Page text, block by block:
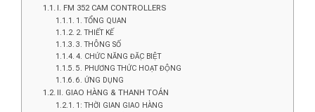
I. FM 352 CAM CONTROLLERS
1. TỔNG QUAN
2. THIẾT KẾ
3. THÔNG SỐ
4. CHỨC NĂNG ĐẶC BIỆT
5. PHƯƠNG THỨC HOẠT ĐỘNG
6. ỨNG DỤNG
II. GIAO HÀNG & THANH TOÁN
1: THỜI GIAN GIAO HÀNG